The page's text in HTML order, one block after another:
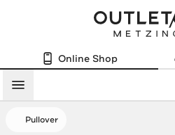
Online Shop
Menü
Pullover